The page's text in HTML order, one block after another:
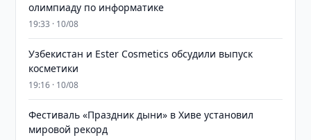
олимпиаду по информатике
19:33 · 10/08
Узбекистан и Ester Cosmetics обсудили выпуск
косметики
19:16 · 10/08
Фестиваль «Праздник дыни» в Хиве установил
мировой рекорд